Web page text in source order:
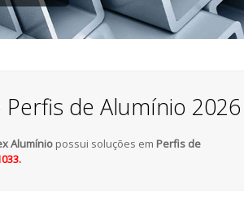
de Alumínio 2026
Alumínio possui soluções em Perfis de